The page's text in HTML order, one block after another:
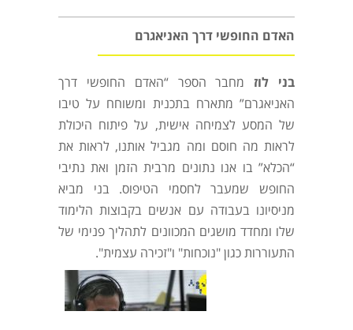
האדם החופשי דרך האניאגרם
בני לוז מחבר הספר “האדם החופשי דרך
האניאגרם” מתארח בתכנית ומשוחח על טיבו
של המסע לצמיחה אישית, על פיתוח היכולת
לראות מה חוסם ומה מגביל אותנו, לראות את
“הכלא” בו אנו נתונים מרבית הזמן ואת נתיבי
החופש שמעבר לחסמי הטיפוס. בני מביא
מניסיונו בעבודה עם אנשים בקבוצות הלימוד
שלו ומחדד מושגים המכוונים לתהליך פנימי של
התעוררות כגון "נוכחות" ו"זכירה עצמית".